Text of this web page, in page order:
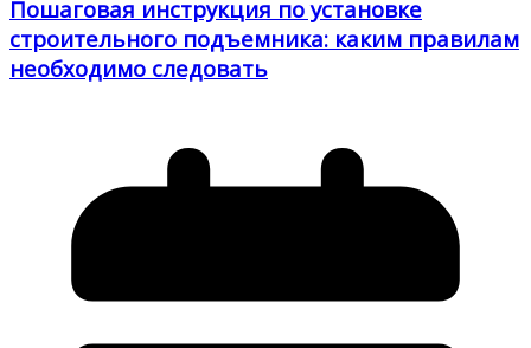
Пошаговая инструкция по установке
строительного подъемника: каким правилам
необходимо следовать